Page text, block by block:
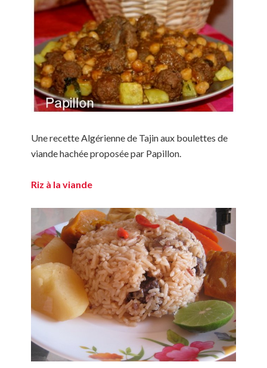
Une recette Algérienne de Tajin aux boulettes de
viande hachée proposée par Papillon.
Riz à la viande